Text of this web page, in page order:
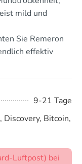
mild und
Sie Remeron
effektiv
9-21 Tage
Discovery, Bitcoin,
Luftpost) bei